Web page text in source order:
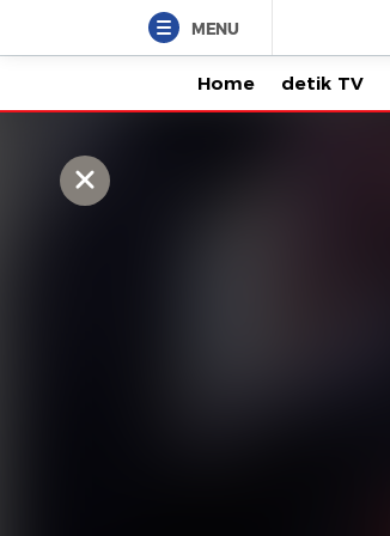
MENU
Home detik TV